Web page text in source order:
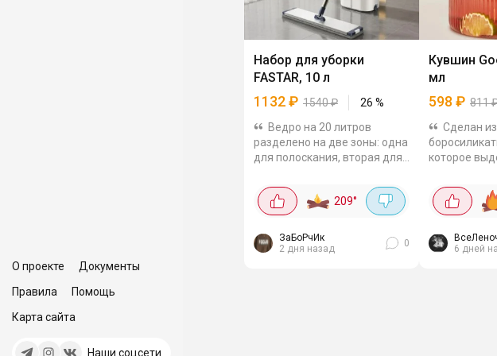
О проекте
Документы
Правила
Помощь
Карта сайта
Наши соцсети
Набор для уборки
FASTAR, 10 л
1132₽ 1540₽ 26 %
Ведро на 20 литров
разделено на две зоны: одна
для полоскания, вторая для
регулируется по длине до
135 см, насадка
поворачивается на 360
градусов -...
209°
ЗаБоРчИк
2 дня назад
0
Кувшин
мл
598 ₽ 811
Сделан из
которое
до +150
заливать
что...
6 дней